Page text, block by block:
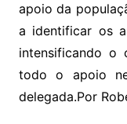
apoio da
a identificar os
intensificando o
todo o apoio
delegada.Por